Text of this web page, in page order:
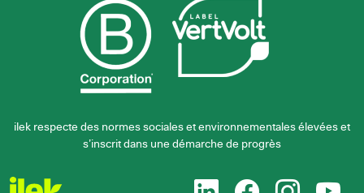
ilek respecte des normes sociales et environnementales élevées et
s’inscrit dans une démarche de progrès